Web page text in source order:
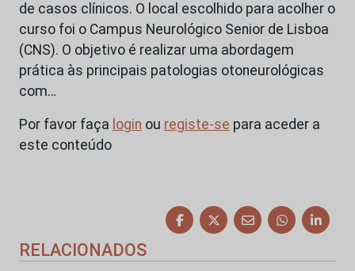
de casos clínicos. O local escolhido para acolher o
curso foi o Campus Neurológico Senior de Lisboa
(CNS). O objetivo é realizar uma abordagem
prática às principais patologias otoneurológicas
com…
Por favor faça login ou registe-se para aceder a
este conteúdo
RELACIONADOS